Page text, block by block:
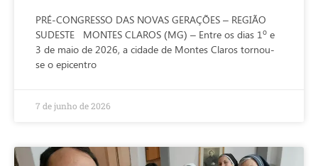
PRÉ-CONGRESSO DAS NOVAS GERAÇÕES – REGIÃO
SUDESTE MONTES CLAROS (MG) – Entre os dias 1º e
3 de maio de 2026, a cidade de Montes Claros tornou-
se o epicentro
7 de junho de 2026